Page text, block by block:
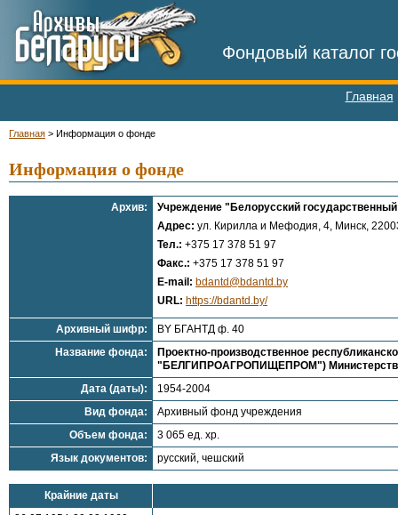
Фондовый каталог
Главная
Главная > Информация о фонде
Информация о фонде
Архив:
Учреждение "Белорусский
Адрес: ул. Кирилла и Мефодия, 4, Минск,
Тел.: +375 17 378 51 97
Факс.: +375 17 378 51 97
E-mail: bdantd@bdantd.by
URL: https://bdantd.by/
Архивный шифр:
BY БГАНТД ф. 40
Название фонда:
Проектно-производственное
"БЕЛГИПРОАГРОПИЩЕПРОМ") Министерства
Дата (даты):
1954-2004
Вид фонда:
Архивный фонд учреждения
Объем фонда:
3 065 ед. хр.
Язык документов:
русский, чешский
Крайние даты